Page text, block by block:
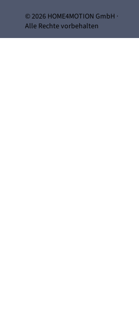
© 2026 HOME4MOTION GmbH ·
Alle Rechte vorbehalten